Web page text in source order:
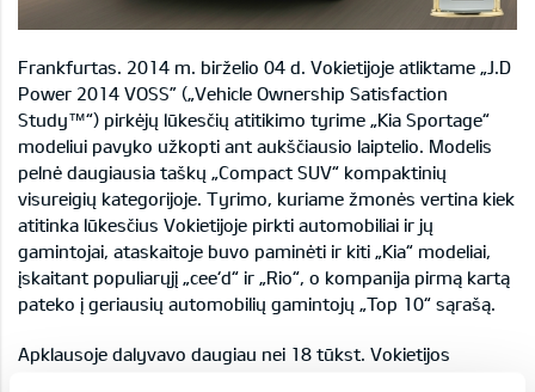
Frankfurtas. 2014 m. birželio 04 d. Vokietijoje atliktame „J.D
Power 2014 VOSS” („Vehicle Ownership Satisfaction
Study™“) pirkėjų lūkesčių atitikimo tyrime „Kia Sportage“
modeliui pavyko užkopti ant aukščiausio laiptelio. Modelis
pelnė daugiausia taškų „Compact SUV“ kompaktinių
visureigių kategorijoje. Tyrimo, kuriame žmonės vertina kiek
atitinka lūkesčius Vokietijoje pirkti automobiliai ir jų
gamintojai, ataskaitoje buvo paminėti ir kiti „Kia“ modeliai,
įskaitant populiarųjį „cee‘d“ ir „Rio“, o kompanija pirmą kartą
pateko į geriausių automobilių gamintojų „Top 10“ sąrašą.
Apklausoje dalyvavo daugiau nei 18 tūkst. Vokietijos